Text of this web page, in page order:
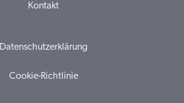
Kontakt
Datenschutzerklärung
Cookie-Richtlinie